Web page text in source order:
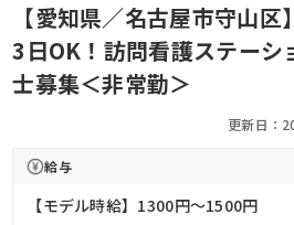
【愛知県／名古屋市守山
3日OK！訪問看護ステーシ
士募集＜非常勤＞
更新日：
給与
【モデル時給】1300円〜1500円